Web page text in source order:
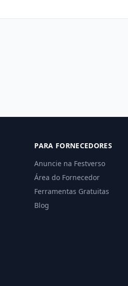
PARA FORNECEDORES
Anuncie na Festverso
Área do Fornecedor
Ferramentas Gratuitas
Blog